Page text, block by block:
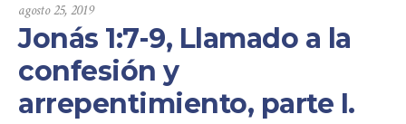
agosto 25, 2019
Jonás 1:7-9, Llamado a la
confesión y
arrepentimiento, parte I.